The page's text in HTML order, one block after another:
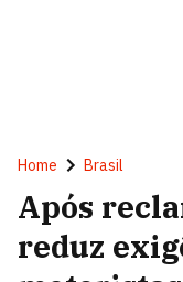
Home Brasil
Após
reduz